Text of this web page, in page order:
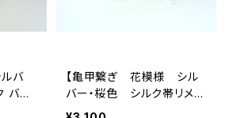
バ
バッ
】カ
【亀甲繋ぎ 花模様 シル
バー・桜色 シルク帯リメイ
ク カラビナ付きミニポー